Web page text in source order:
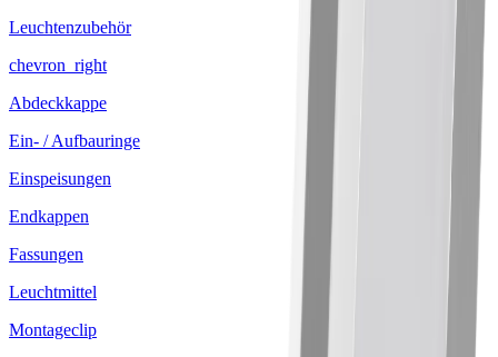
Leuchtenzubehör
chevron_right
Abdeckkappe
Ein- / Aufbauringe
Einspeisungen
Endkappen
Fassungen
Leuchtmittel
Montageclip